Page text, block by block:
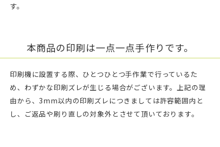
す。
本商品の印刷は一点一点手作りです。
印刷機に設置する際、ひとつひとつ手作業で行っているた
め、わずかな印刷ズレが生じる場合がございます。上記の理
由から、3mm以内の印刷ズレにつきましては許容範囲内と
し、ご返品や刷り直しの対象外とさせて頂いております。